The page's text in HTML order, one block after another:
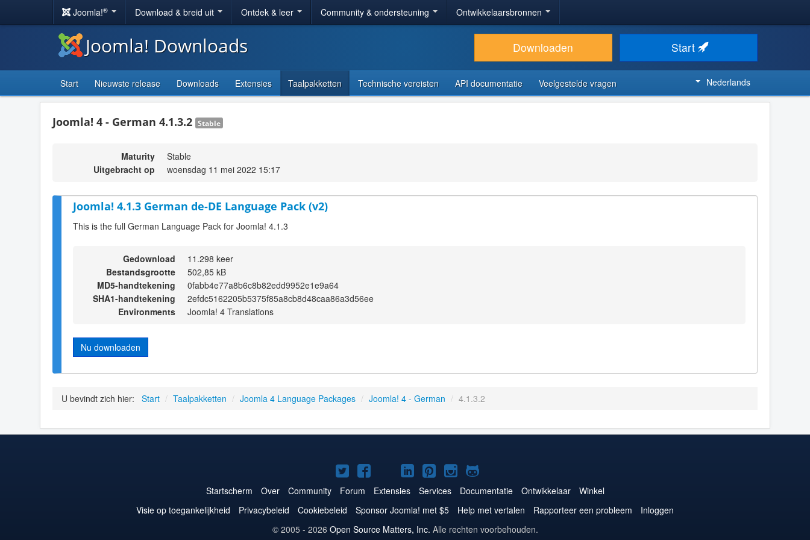
Joomla!® Download & breid uit Ontdek & leer Community & ondersteuning Ontwikkelaarsbronnen
Joomla! Downloads Downloaden Start
Start Nieuwste release Downloads Extensies Taalpakketten Technische vereisten API documentatie Veelgestelde vragen Nederlands
Joomla! 4 - German 4.1.3.2 Stable
Maturity
Stable
Uitgebracht op
woensdag 11 mei 2022 15:17
Joomla! 4.1.3 German de-DE Language Pack (v2)
This is the full German Language Pack for Joomla! 4.1.3
Gedownload
11.298 keer
Bestandsgrootte
502,85 kB
MD5-handtekening
0fabb4e77a8b6c8b82edd9952e1e9a64
SHA1-handtekening
2efdc5162205b5375f85a8cb8d48caa86a3d56ee
Environments
Joomla! 4 Translations
Nu downloaden
U bevindt zich hier: Start / Taalpakketten / Joomla 4 Language Packages / Joomla! 4 - German / 4.1.3.2
Joomla!
op
Twitter
Joomla!
op
Facebook
Joomla!
op
YouTube
Joomla!
op
LinkedIn
Joomla!
op
Pinterest
Joomla!
op
Instagram
Joomla!
op
GitHub
Startscherm Over Community Forum Extensies Services Documentatie Ontwikkelaar
Winkel
Visie op toegankelijkheid
Privacybeleid Cookiebeleid Sponsor Joomla! met $5 Help met vertalen Rapporteer een probleem
Inloggen
© 2005 - 2026 Open Source Matters, Inc. Alle rechten voorbehouden.